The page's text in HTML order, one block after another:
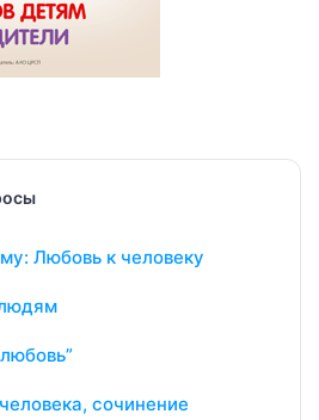
Любовь к человеку
сочинение